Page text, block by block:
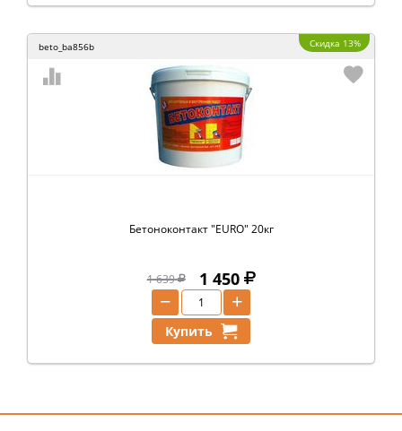
beto_ba856b Скидка 13%
Бетоноконтакт "EURO" 20кг
1 639 1 450
+
−
Купить